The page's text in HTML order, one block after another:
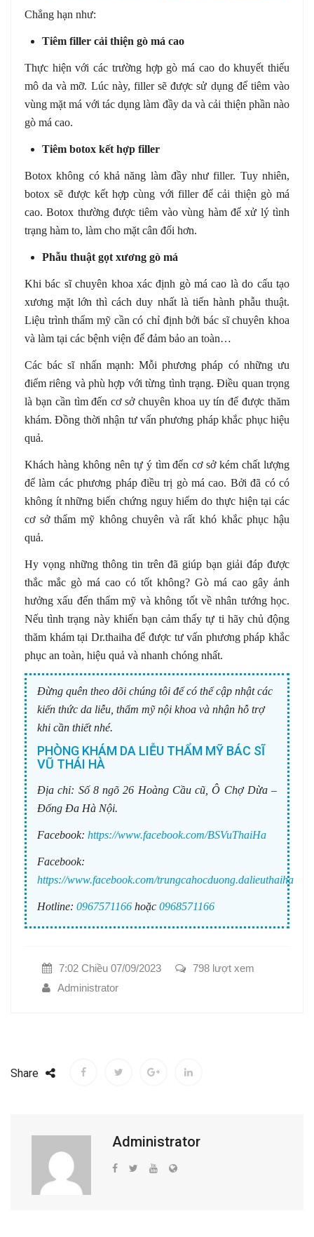
Chẳng hạn như:
Tiêm filler cải thiện gò má cao
Thực hiện với các trường hợp gò má cao do khuyết thiếu
mô da và mỡ. Lúc này, filler sẽ được sử dụng để tiêm vào
vùng mặt má với tác dụng làm đầy da và cải thiện phần nào
gò má cao.
Tiêm botox kết hợp filler
Botox không có khả năng làm đầy như filler. Tuy nhiên,
botox sẽ được kết hợp cùng với filler để cải thiện gò má
cao. Botox thường được tiêm vào vùng hàm để xử lý tình
trạng hàm to, làm cho mặt cân đối hơn.
Phẫu thuật gọt xương gò má
Khi bác sĩ chuyên khoa xác định gò má cao là do cấu tạo
xương mặt lớn thì cách duy nhất là tiến hành phẫu thuật.
Liệu trình thẩm mỹ cần có chỉ định bởi bác sĩ chuyên khoa
và làm tại các bệnh viện để đảm bảo an toàn…
Các bác sĩ nhấn mạnh: Mỗi phương pháp có những ưu
điểm riêng và phù hợp với từng tình trạng. Điều quan trọng
là bạn cần tìm đến cơ sở chuyên khoa uy tín để được thăm
khám. Đồng thời nhận tư vấn phương pháp khắc phục hiệu
quả.
Khách hàng không nên tự ý tìm đến cơ sở kém chất lượng
để làm các phương pháp điều trị gò má cao. Bởi đã có có
không ít những biến chứng nguy hiểm do thực hiện tại các
cơ sở thẩm mỹ không chuyên và rất khó khắc phục hậu
quả.
Hy vọng những thông tin trên đã giúp bạn giải đáp được
thắc mắc gò má cao có tốt không? Gò má cao gây ảnh
hưởng xấu đến thẩm mỹ và không tốt về nhân tướng học.
Nếu tình trạng này khiến bạn cảm thấy tự ti hãy chủ động
thăm khám tại Dr.thaiha để được tư vấn phương pháp khắc
phục an toàn, hiệu quả và nhanh chóng nhất.
Đừng quên theo dõi chúng tôi để có thể cập nhật các
kiến thức da liễu, thẩm mỹ nội khoa và nhận hỗ trợ
khi cần thiết nhé.
PHÒNG KHÁM DA LIỄU THẨM MỸ BÁC SĨ
VŨ THÁI HÀ
Địa chỉ: Số 8 ngõ 26 Hoàng Cầu cũ, Ô Chợ Dừa –
Đống Đa Hà Nội.
Facebook: https://www.facebook.com/BSVuThaiHa
Facebook:
https://www.facebook.com/trungcahocduong.dalieuthaiha
Hotline: 0967571166 hoặc 0968571166
7:02 Chiều 07/09/2023
798 lượt xem
Administrator
Share
Administrator